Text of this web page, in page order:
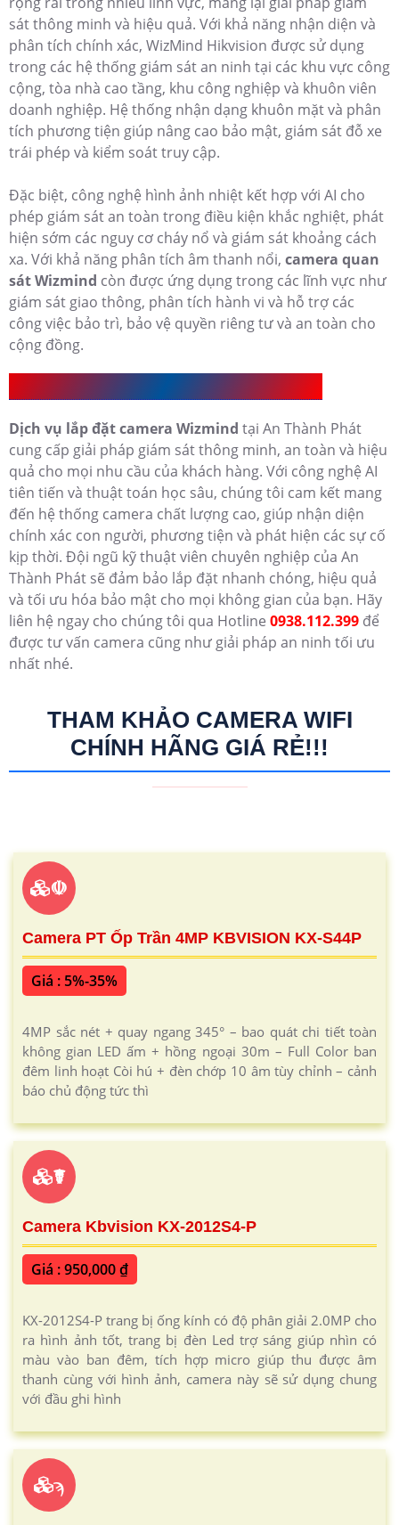
sát thông minh và hiệu quả. Với khả năng nhận diện và
phân tích chính xác, WizMind Hikvision được sử dụng
trong các hệ thống giám sát an ninh tại các khu vực công
cộng, tòa nhà cao tầng, khu công nghiệp và khuôn viên
doanh nghiệp. Hệ thống nhận dạng khuôn mặt và phân
tích phương tiện giúp nâng cao bảo mật, giám sát đỗ xe
trái phép và kiểm soát truy cập.
Đặc biệt, công nghệ hình ảnh nhiệt kết hợp với AI cho
phép giám sát an toàn trong điều kiện khắc nghiệt, phát
hiện sớm các nguy cơ cháy nổ và giám sát khoảng cách
xa. Với khả năng phân tích âm thanh nổi, camera quan
sát Wizmind còn được ứng dụng trong các lĩnh vực như
giám sát giao thông, phân tích hành vi và hỗ trợ các
công việc bảo trì, bảo vệ quyền riêng tư và an toàn cho
cộng đồng.
Dịch vụ lắp đặt camera Wizmind tại An Thành Phát
cung cấp giải pháp giám sát thông minh, an toàn và hiệu
quả cho mọi nhu cầu của khách hàng. Với công nghệ AI
tiên tiến và thuật toán học sâu, chúng tôi cam kết mang
đến hệ thống camera chất lượng cao, giúp nhận diện
chính xác con người, phương tiện và phát hiện các sự cố
kịp thời. Đội ngũ kỹ thuật viên chuyên nghiệp của An
Thành Phát sẽ đảm bảo lắp đặt nhanh chóng, hiệu quả
và tối ưu hóa bảo mật cho mọi không gian của bạn. Hãy
liên hệ ngay cho chúng tôi qua Hotline 0938.112.399 để
được tư vấn camera cũng như giải pháp an ninh tối ưu
nhất nhé.
THAM KHẢO CAMERA WIFI
CHÍNH HÃNG GIÁ RẺ!!!
☫
Camera PT Ốp Trần 4MP KBVISION KX-S44P
Giá : 5%-35%
4MP sắc nét + quay ngang 345° – bao quát chi tiết toàn
không gian LED ấm + hồng ngoại 30m – Full Color ban
đêm linh hoạt Còi hú + đèn chớp 10 âm tùy chỉnh – cảnh
báo chủ động tức thì
☤
Camera Kbvision KX-2012S4-P
Giá : 950,000 ₫
KX-2012S4-P trang bị ống kính có độ phân giải 2.0MP cho
ra hình ảnh tốt, trang bị đèn Led trợ sáng giúp nhìn có
màu vào ban đêm, tích hợp micro giúp thu được âm
thanh cùng với hình ảnh, camera này sẽ sử dụng chung
với đầu ghi hình
ϡ